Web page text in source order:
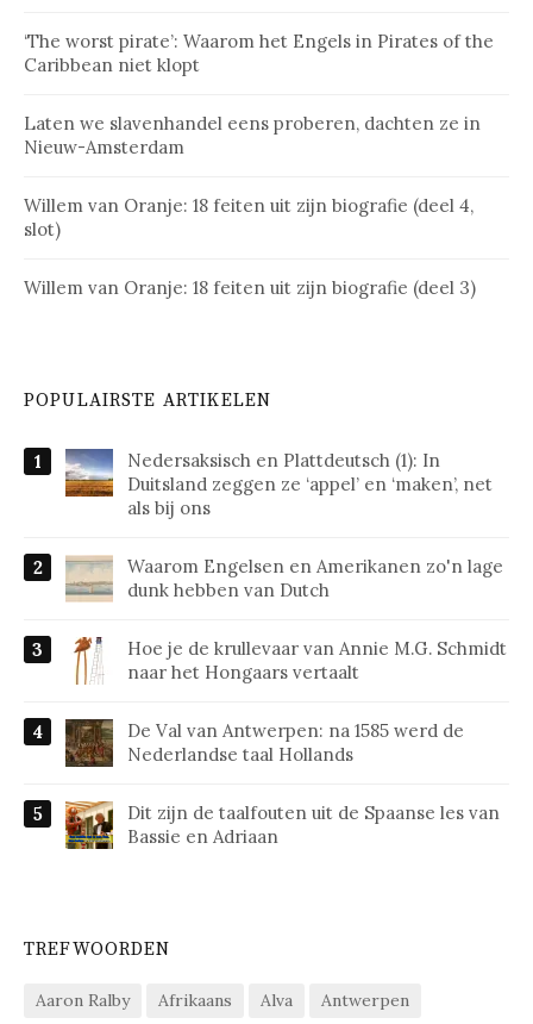
‘The worst pirate’: Waarom het Engels in Pirates of the
Caribbean niet klopt
Laten we slavenhandel eens proberen, dachten ze in
Nieuw-Amsterdam
Willem van Oranje: 18 feiten uit zijn biografie (deel 4,
slot)
Willem van Oranje: 18 feiten uit zijn biografie (deel 3)
POPULAIRSTE ARTIKELEN
Nedersaksisch en Plattdeutsch (1): In
Duitsland zeggen ze ‘appel’ en ‘maken’, net
als bij ons
Waarom Engelsen en Amerikanen zo'n lage
dunk hebben van Dutch
Hoe je de krullevaar van Annie M.G. Schmidt
naar het Hongaars vertaalt
De Val van Antwerpen: na 1585 werd de
Nederlandse taal Hollands
Dit zijn de taalfouten uit de Spaanse les van
Bassie en Adriaan
TREFWOORDEN
Aaron Ralby Afrikaans Alva Antwerpen